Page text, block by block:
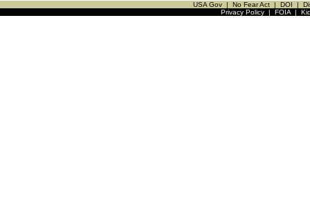
USA Gov | No Fear Act | DOI |
Privacy Policy| FOIA|